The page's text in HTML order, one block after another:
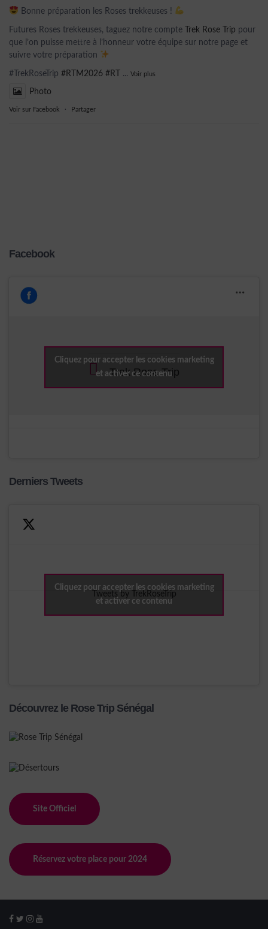
Bonne préparation les Roses trekkeuses !
Futures Roses trekkeuses, taguez notre compte Trek Rose Trip pour
que l’on puisse mettre à l’honneur votre équipe sur notre page et
suivre votre préparation
#TrekRoseTrip #RTM2026 #RT ... Voir plus
Photo
Voir sur Facebook · Partager
Facebook
Trek Rose Trip
Cliquez pour accepter les cookies marketing
et activer ce contenu
Derniers Tweets
Tweets by TrekRoseTrip
Cliquez pour accepter les cookies marketing
et activer ce contenu
Découvrez le Rose Trip Sénégal
Site Officiel
Réservez votre place pour 2024